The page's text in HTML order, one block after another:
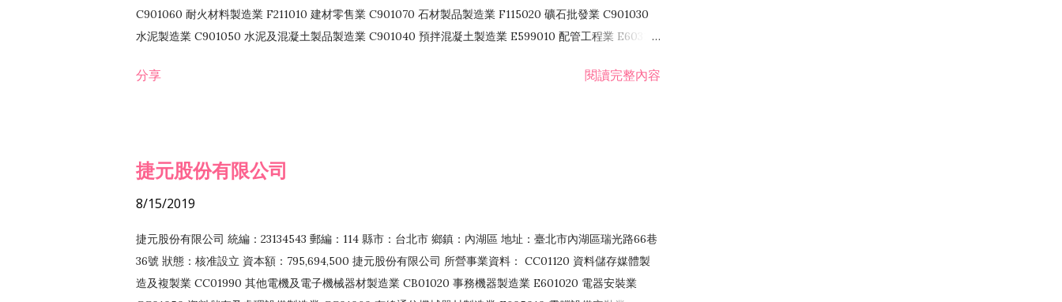
C901060 耐火材料製造業 F211010 建材零售業 C901070 石材製品製造業 F115020 礦石批發業 C901030
水泥製造業 C901050 水泥及混凝土製品製造業 C901040 預拌混凝土製造業 E599010 配管工程業 E603110
EZ99990 其他工程業 F102170 食品什貨批發業 F106020 日常用品批發業 F108031 醫療器材批發業
分享 閱讀完整內容
捷元股份有限公司
8/15/2019
捷元股份有限公司 統編：23134543 郵編：114 縣市：台北市 鄉鎮：內湖區 地址：臺北市內湖區瑞光路66巷
36號 狀態：核准設立 資本額：795,694,500 捷元股份有限公司 所營事業資料： CC01120 資料儲存媒體製
造及複製業 CC01990 其他電機及電子機械器材製造業 CB01020 事務機器製造業 E601020 電器安裝業